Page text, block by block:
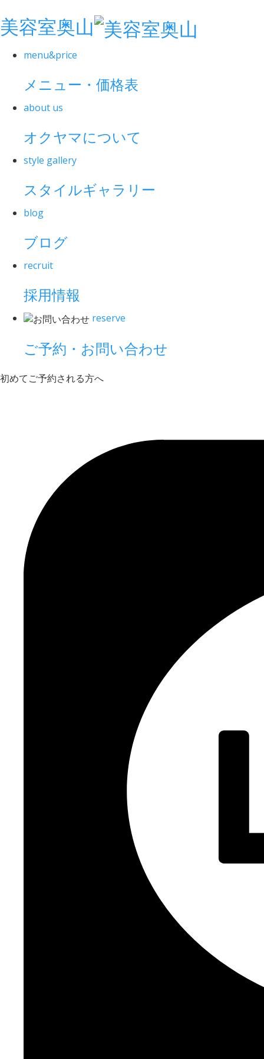
美容室奥山
menu&price
メニュー・価格表
about us
オクヤマについて
style gallery
スタイルギャラリー
blog
ブログ
recruit
採用情報
reserve
ご予約・お問い合わせ
初めてご予約される方へ